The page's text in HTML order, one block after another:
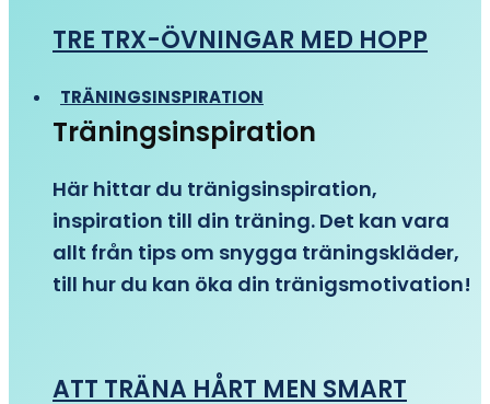
TRE TRX-ÖVNINGAR MED HOPP
TRÄNINGSINSPIRATION
Träningsinspiration
Här hittar du tränigsinspiration,
inspiration till din träning. Det kan vara
allt från tips om snygga träningskläder,
till hur du kan öka din tränigsmotivation!
ATT TRÄNA HÅRT MEN SMART